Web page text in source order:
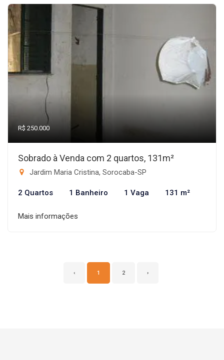
R$ 250.000
Sobrado à Venda com 2 quartos, 131m²
Jardim Maria Cristina, Sorocaba-SP
2 Quartos 1 Banheiro 1 Vaga 131 m²
Mais informações
‹ 1 2 ›